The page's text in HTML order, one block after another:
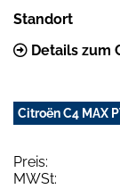
Standort
Details zum
Citroën C4 MAX
Preis:
MWSt: